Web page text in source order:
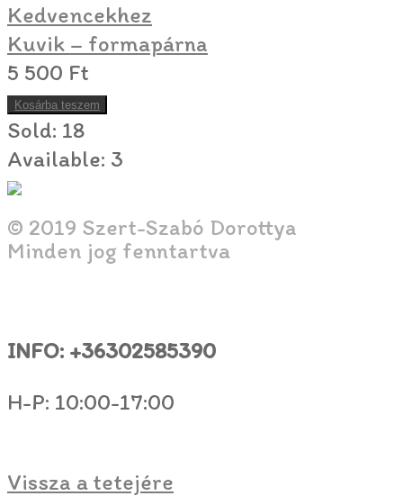
Kedvencekhez
Kuvik – formapárna
5 500 Ft
Kosárba teszem
Sold: 18
Available: 3
© 2019 Szert-Szabó Dorottya
Minden jog fenntartva
INFO: +36302585390
H-P: 10:00-17:00
Vissza a tetejére